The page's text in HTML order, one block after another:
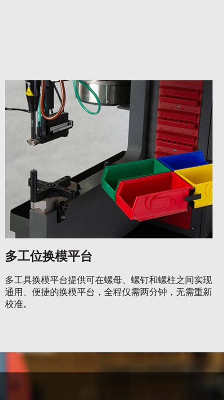
多工位换模平台
多工具换模平台提供可在螺母、螺钉和螺柱之间实现
通用、便捷的换模平台，全程仅需两分钟，无需重新
校准。